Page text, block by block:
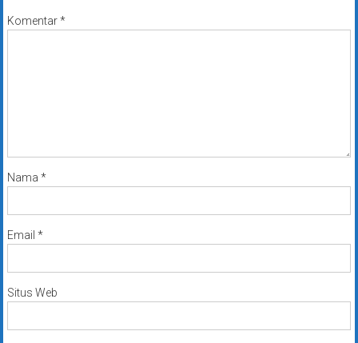
Komentar*
Nama *
Email *
Situs Web